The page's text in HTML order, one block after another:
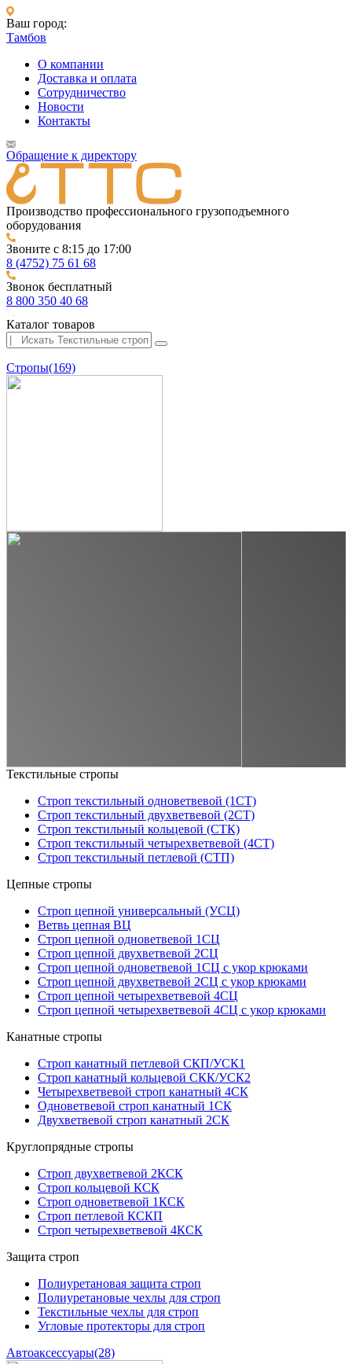
Ваш город:
Тамбов
О компании
Доставка и оплата
Сотрудничество
Новости
Контакты
Обращение к директору
Производство профессионального грузоподъемного
оборудования
Звоните с 8:15 до 17:00
8 (4752) 75 61 68
Звонок бесплатный
8 800 350 40 68
Каталог товаров
Стропы(169)
Текстильные стропы
Строп текстильный одноветвевой (1СТ)
Строп текстильный двухветвевой (2СТ)
Строп текстильный кольцевой (СТК)
Строп текстильный четырехветвевой (4СТ)
Строп текстильный петлевой (СТП)
Цепные стропы
Строп цепной универсальный (УСЦ)
Ветвь цепная ВЦ
Строп цепной одноветвевой 1СЦ
Строп цепной двухветвевой 2СЦ
Строп цепной одноветвевой 1СЦ с укор крюками
Строп цепной двухветвевой 2СЦ с укор крюками
Строп цепной четырехветвевой 4СЦ
Строп цепной четырехветвевой 4СЦ с укор крюками
Канатные стропы
Строп канатный петлевой СКП/УСК1
Строп канатный кольцевой СКК/УСК2
Четырехветвевой строп канатный 4СК
Одноветвевой строп канатный 1СК
Двухветвевой строп канатный 2СК
Круглопрядные стропы
Строп двухветвевой 2КСК
Строп кольцевой КСК
Строп одноветвевой 1КСК
Строп петлевой КСКП
Строп четырехветвевой 4КСК
Защита строп
Полиуретановая защита строп
Полиуретановые чехлы для строп
Текстильные чехлы для строп
Угловые протекторы для строп
Автоаксессуары(28)